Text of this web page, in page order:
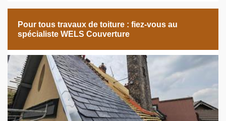
Pour tous travaux de toiture : fiez-vous au
spécialiste WELS Couverture